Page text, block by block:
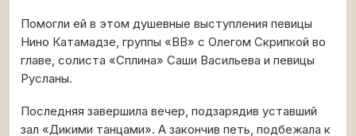
Помогли ей в этом душевные выступления певицы
Нино Катамадзе, группы «ВВ» с Олегом Скрипкой во
главе, солиста «Сплина» Саши Васильева и певицы
Русланы.
Последняя завершила вечер, подзарядив уставший
зал «Дикими танцами». А закончив петь, подбежала к